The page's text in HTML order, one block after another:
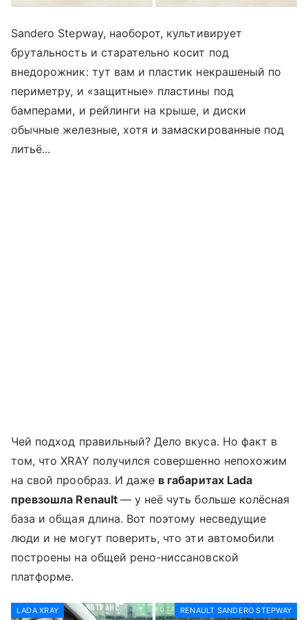
Sandero Stepway, наоборот, культивирует
брутальность и старательно косит под
внедорожник: тут вам и пластик некрашеный по
периметру, и «защитные» пластины под
бамперами, и рейлинги на крыше, и диски
обычные железные, хотя и замаскированные под
литьё...
Чей подход правильный? Дело вкуса. Но факт в
том, что XRAY получился совершенно непохожим
на свой прообраз. И даже в габаритах Lada
превзошла Renault — у неё чуть больше колёсная
база и общая длина. Вот поэтому несведущие
люди и не могут поверить, что эти автомобили
построены на общей рено-ниссановской
платформе.
LADA XRAY RENAULT SANDERO STEPWAY